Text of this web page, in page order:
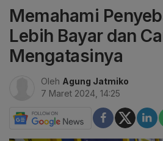
Memahami
Lebih Bayar dan
Mengatasinya
Oleh Agung Jatmiko
7 Maret 2024, 14:25